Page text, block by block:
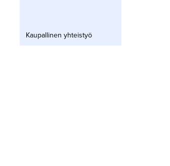
Kaupallinen yhteistyö